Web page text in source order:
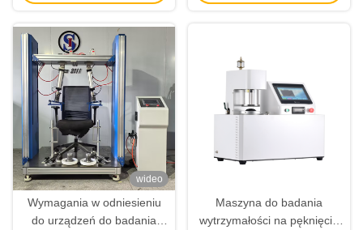
wideo
Wymagania w odniesieniu
do urządzeń do badania
Maszyna do badania
wytrzymałości na pęknięcie